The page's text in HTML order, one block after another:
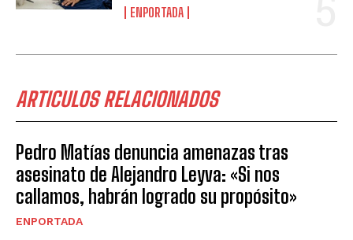
ENPORTADA
ARTICULOS RELACIONADOS
Pedro Matías denuncia amenazas tras
asesinato de Alejandro Leyva: «Si nos
callamos, habrán logrado su propósito»
ENPORTADA